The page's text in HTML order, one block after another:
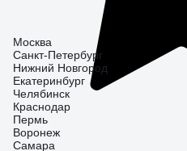
Москва
Санкт-Петербург
Нижний Новгород
Екатеринбург
Челябинск
Краснодар
Пермь
Воронеж
Самара